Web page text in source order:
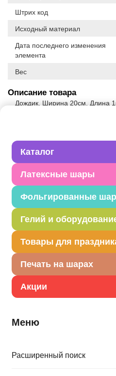
Каталог
Латексные шары
Фольгированные
Гелий и
Товары для
Печать на шарах
Акции
Меню
Расширенный поиск
Штрих код
Исходный материал
Дата последнего изменения
элемента
Вес
Описание товара
Дождик. Ширина 20см. Длина
Свеча
в